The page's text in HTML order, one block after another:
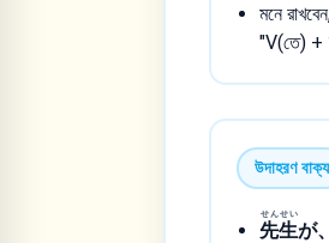
মনে
"V(তে) +
উদাহরণ বাক্য
先
せん
生
せい
が、